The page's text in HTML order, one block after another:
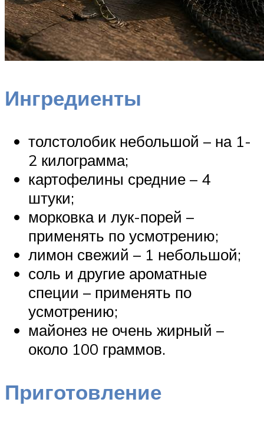
Ингредиенты
толстолобик небольшой – на 1-
2 килограмма;
картофелины средние – 4
штуки;
морковка и лук-порей –
применять по усмотрению;
лимон свежий – 1 небольшой;
соль и другие ароматные
специи – применять по
усмотрению;
майонез не очень жирный –
около 100 граммов.
Приготовление